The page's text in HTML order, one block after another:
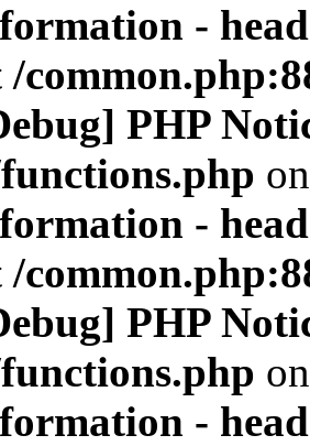
-
/
PHP
-
/
PHP
-